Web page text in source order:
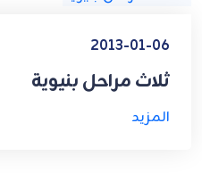
2013-01-06
ثلاث مراحل بنيوية
المزيد